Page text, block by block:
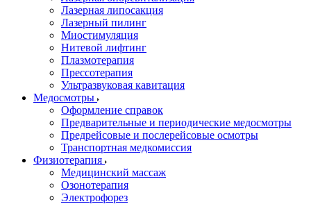
Лазерная липосакция
Лазерный пилинг
Миостимуляция
Нитевой лифтинг
Плазмотерапия
Прессотерапия
Ультразвуковая кавитация
Медосмотры
Оформление справок
Предварительные и периодические медосмотры
Предрейсовые и послерейсовые осмотры
Транспортная медкомиссия
Физиотерапия
Медицинский массаж
Озонотерапия
Электрофорез